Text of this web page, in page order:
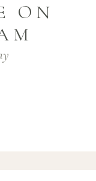
ON